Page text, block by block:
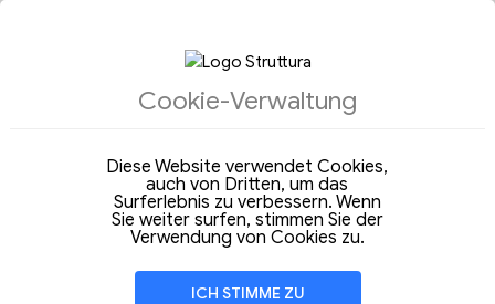
Sep 2026
Abfahrt
23 Sep 2026
Cookie-Verwaltung
Diese Website verwendet Cookies,
auch von Dritten, um das
Surferlebnis zu verbessern. Wenn
Sie weiter surfen, stimmen Sie der
Verwendung von Cookies zu.
ICH STIMME ZU